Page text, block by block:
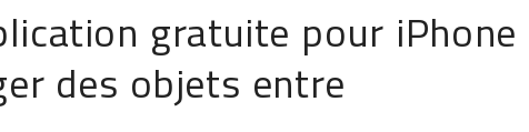
gratuite pour iPhone
des objets entre